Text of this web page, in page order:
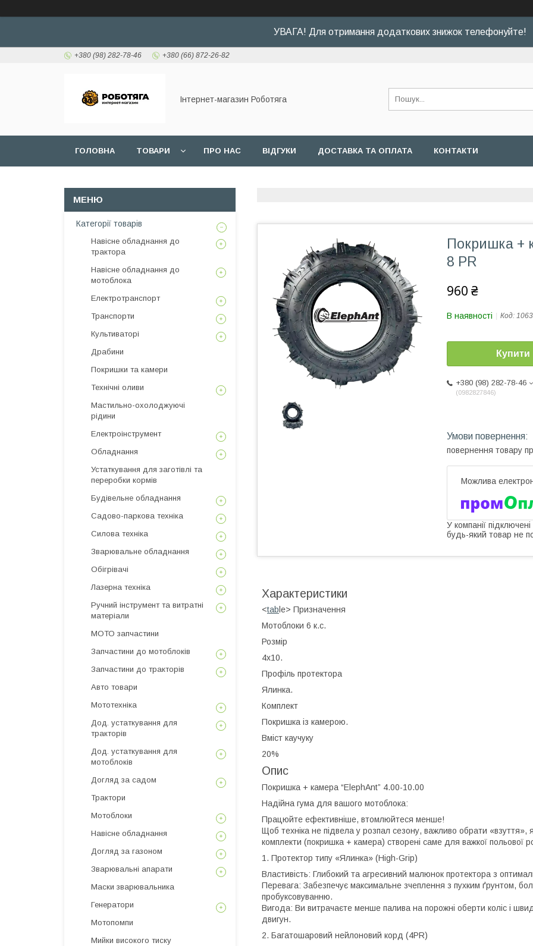
УВАГА! Для отримання додаткових знижок телефонуйте!
+380 (98) 282-78-46 +380 (66) 872-26-82
Інтернет-магазин Роботяга
ГОЛОВНА ТОВАРИ ПРО НАС ВІДГУКИ ДОСТАВКА ТА ОПЛАТА КОНТАКТИ
Покришка +
8 PR
960 ₴
В наявності Код:
Купити
+380 (98) 282-78-46
0982827846
повернення товару
У компанії
будь-який товар не
Характеристики
<tab le> Призначення
Мотоблоки 6 к.с.
Розмір
4х10.
Профіль протектора
Ялинка.
Комплект
Покришка із камерою.
Вміст каучуку
20%
Опис
Покришка + камера “ElephAnt” 4.00-10.00
Надійна гума для вашого мотоблока:
Працюйте ефективніше, втомлюйтеся менше!
​Щоб техніка не підвела у розпал сезону, важливо обрати
комплекти (покришка + камера) створені саме для важкої польової
​1. Протектор типу «Ялинка» (High-Grip)
​Властивість: Глибокий та агресивний малюнок протектора з
​Перевага: Забезпечує максимальне зчеплення з пухким ґрунтом,
пробуксовуванню.
​Вигода: Ви витрачаєте менше палива на порожні оберти коліс і
двигун.
​2. Багатошаровий нейлоновий корд (4PR)
Категорії товарів
Навісне обладнання до
трактора
Навісне обладнання до
мотоблока
Електротранспорт
Транспорти
Культиваторі
Драбини
Покришки та камери
Технічні оливи
Мастильно-охолоджуючі
рідини
Електроінструмент
Обладнання
Устаткування для заготівлі та
переробки кормів
Будівельне обладнання
Садово-паркова техніка
Силова техніка
Зварювальне обладнання
Обігрівачі
Лазерна техніка
Ручний інструмент та витратні
матеріали
МОТО запчастини
Запчастини до мотоблоків
Запчастини до тракторів
Авто товари
Мототехніка
Дод. устаткування для
тракторів
Дод. устаткування для
мотоблоків
Догляд за садом
Трактори
Мотоблоки
Навісне обладнання
Догляд за газоном
Зварювальні апарати
Маски зварювальника
Генератори
Мотопомпи
Мийки високого тиску